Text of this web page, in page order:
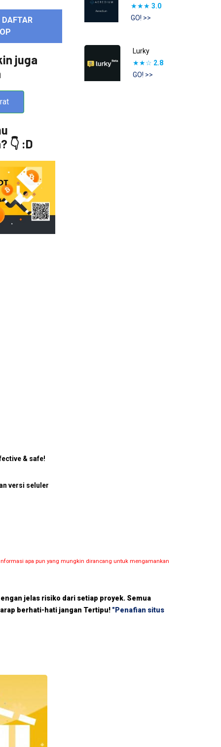
DAFTAR
juga
👇 :D
★★★ 3.0
GO! >>
Lurky
★★☆ 2.8
GO! >>
& safe!
versi seluler
apa pun yang mungkin dirancang untuk mengamankan
jelas risiko dari setiap proyek. Semua
berhati-hati jangan Tertipu! "Penafian situs